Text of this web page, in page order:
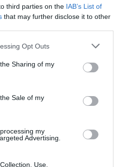
third parties on the IAB’s List of
that may further disclose it to other
Opt Outs
Sharing of my
Sale of my
my
Advertising.
Use,